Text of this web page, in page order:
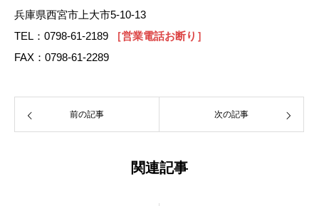
兵庫県西宮市上大市5-10-13
TEL：0798-61-2189
［営業電話お断り］
FAX：0798-61-2289
前の記事 次の記事
関連記事